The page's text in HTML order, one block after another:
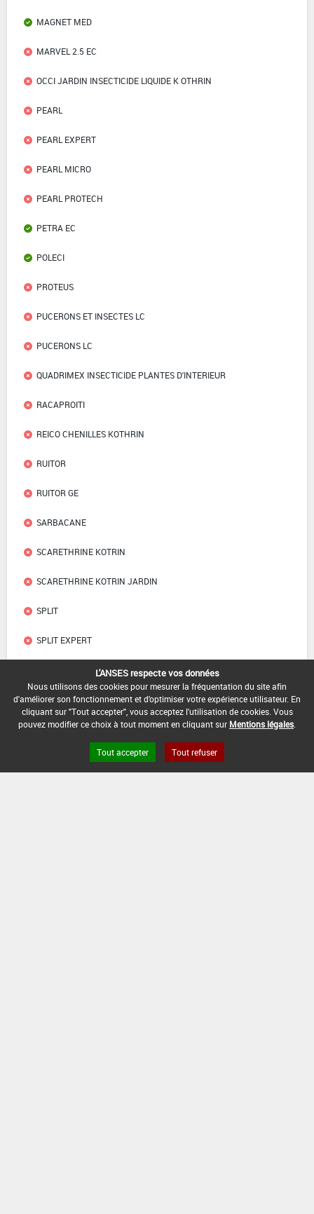
MAGNET MED
MARVEL 2.5 EC
OCCI JARDIN INSECTICIDE LIQUIDE K OTHRIN
PEARL
PEARL EXPERT
PEARL MICRO
PEARL PROTECH
PETRA EC
POLECI
PROTEUS
PUCERONS ET INSECTES LC
PUCERONS LC
QUADRIMEX INSECTICIDE PLANTES D'INTERIEUR
RACAPROITI
REICO CHENILLES KOTHRIN
RUITOR
RUITOR GE
SARBACANE
SCARETHRINE KOTRIN
SCARETHRINE KOTRIN JARDIN
SPLIT
SPLIT EXPERT
SPLIT PROTECH
STATUS
STYME TOX J KOTHRIN
L'ANSES respecte vos données
Nous utilisons des cookies pour mesurer la fréquentation du site afin
d'améliorer son fonctionnement et d'optimiser votre expérience utilisateur. En
cliquant sur "Tout accepter", vous acceptez l'utilisation de cookies. Vous
pouvez modifier ce choix à tout moment en cliquant sur Mentions légales
Tout accepter Tout refuser